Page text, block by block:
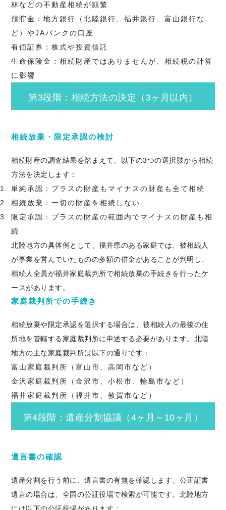
林などの不動産相続が頻繁
預貯金 ：地方銀行（北陸銀行、福井銀行、富山銀行な
ど）やJAバンクの口座
有価証券 ：株式や投資信託
生命保険金 ：相続財産ではありませんが、相続税の計算
に影響
第3段階：相続方法の決定（3ヶ月以内）
相続放棄・限定承認の検討
相続財産の調査結果を踏まえて、以下の3つの選択肢から相続
方法を決定します：
単純承認 ：プラスの財産もマイナスの財産も全て相続
相続放棄 ：一切の財産を相続しない
限定承認 ：プラスの財産の範囲内でマイナスの財産も相
続
北陸地方の具体例として、福井県のある家庭では、被相続人
が事業を営んでいたものの多額の借金があることが判明し、
相続人全員が福井家庭裁判所で相続放棄の手続きを行ったケ
ースがあります。
家庭裁判所での手続き
相続放棄や限定承認を選択する場合は、被相続人の最後の住
所地を管轄する家庭裁判所に申述する必要があります。北陸
地方の主な家庭裁判所は以下の通りです：
富山家庭裁判所（富山市、高岡市など）
金沢家庭裁判所（金沢市、小松市、輪島市など）
福井家庭裁判所（福井市、敦賀市など）
第4段階：遺産分割協議（4ヶ月～10ヶ月）
遺言書の確認
遺産分割を行う前に、遺言書の有無を確認します。公正証書
遺言の場合は、全国の公証役場で検索が可能です。北陸地方